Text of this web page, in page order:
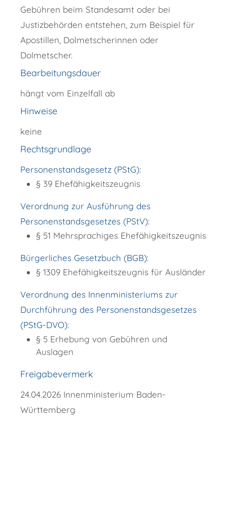
Gebühren beim Standesamt oder bei
Justizbehörden entstehen, zum Beispiel für
Apostillen, Dolmetscherinnen oder
Dolmetscher.
Bearbeitungsdauer
hängt vom Einzelfall ab
Hinweise
keine
Rechtsgrundlage
Personenstandsgesetz (PStG):
§ 39 Ehefähigkeitszeugnis
Verordnung zur Ausführung des
Personenstandsgesetzes (PStV):
§ 51 Mehrsprachiges Ehefähigkeitszeugnis
Bürgerliches Gesetzbuch (BGB):
§ 1309 Ehefähigkeitszeugnis für Ausländer
Verordnung des Innenministeriums zur
Durchführung des Personenstandsgesetzes
(PStG-DVO):
§ 5 Erhebung von Gebühren und
Auslagen
Freigabevermerk
24.04.2026 Innenministerium Baden-
Württemberg